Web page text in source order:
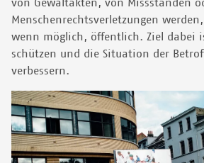
von Gewaltakten, von Missständen
Menschenrechtsverletzungen
wenn möglich, öffentlich. Ziel dabei
schützen und die Situation der
verbessern.